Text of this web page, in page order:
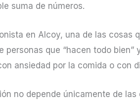
suma de números.
en Alcoy, una de las cosas
personas que “hacen todo
ansiedad por la comida o con
no depende únicamente de